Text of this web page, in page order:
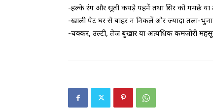
-हल्के रंग और सूती कपड़े पहनें तथा सिर को गमछे या
-खाली पेट घर से बाहर न निकलें और ज्यादा तला-
-चक्कर, उल्टी, तेज बुखार या अत्यधिक कमजोरी